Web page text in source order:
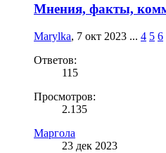
Мнения, факты,
Marylka, 7 окт 2023 ... 4 5 6
Ответов:
115
Просмотров:
2.135
Маргола
23 дек 2023